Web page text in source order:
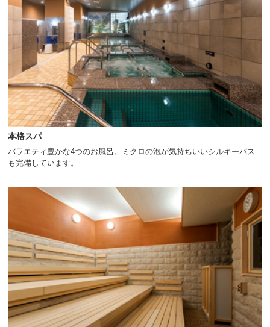
本格スパ
バラエティ豊かな4つのお風呂。ミクロの泡が気持ちいいシルキーバス
も完備しています。